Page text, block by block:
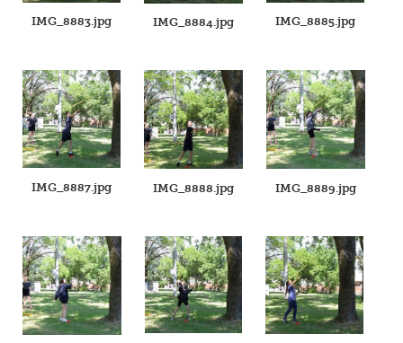
IMG_8883.jpg IMG_8884.jpg IMG_8885.jpg
IMG_8887.jpg IMG_8888.jpg IMG_8889.jpg